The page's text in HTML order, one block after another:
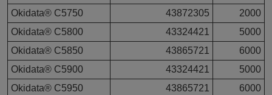
Okidata® C5750
43872305
2000
Okidata® C5800
43324421
5000
Okidata® C5850
43865721
6000
Okidata® C5900
43324421
5000
Okidata® C5950
43865721
6000